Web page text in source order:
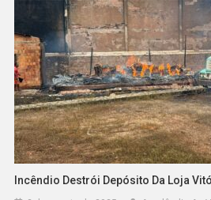
Incêndio Destrói Depósito Da Loja